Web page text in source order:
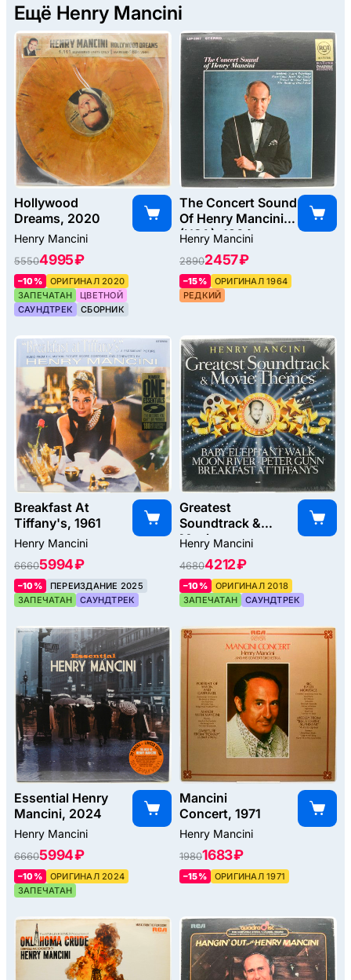
Ещё Henry Mancini
Hollywood
Dreams, 2020
Henry Mancini
55504995 ₽
–10%
ОРИГИНАЛ 2020
ЗАПЕЧАТАН
ЦВЕТНОЙ
САУНДТРЕК
СБОРНИК
The Concert Sound
Of Henry Mancini
(USA), 1964
Henry Mancini
28902457 ₽
–15%
ОРИГИНАЛ 1964
РЕДКИЙ
Breakfast At
Tiffany's, 1961
Henry Mancini
66605994 ₽
–10%
ПЕРЕИЗДАНИЕ 2025
ЗАПЕЧАТАН
САУНДТРЕК
Greatest
Soundtrack &
Movie
Themes, 2018
Henry Mancini
46804212 ₽
–10%
ОРИГИНАЛ 2018
ЗАПЕЧАТАН
САУНДТРЕК
Essential Henry
Mancini, 2024
Henry Mancini
66605994 ₽
–10%
ОРИГИНАЛ 2024
ЗАПЕЧАТАН
Mancini
Concert, 1971
Henry Mancini
19801683 ₽
–15% ОРИГИНАЛ 1971